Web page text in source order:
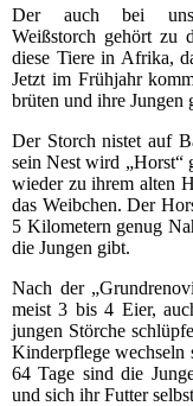
Der auch bei uns
Weißstorch gehört zu
diese Tiere in Afrika,
Jetzt im Frühjahr
brüten und ihre Jungen
Der Storch nistet auf
sein Nest wird „Horst“
wieder zu ihrem alten
das Weibchen. Der
5 Kilometern genug
die Jungen gibt.
Nach der
meist 3 bis 4 Eier,
jungen Störche
Kinderpflege wechseln
64 Tage sind die
und sich ihr Futter